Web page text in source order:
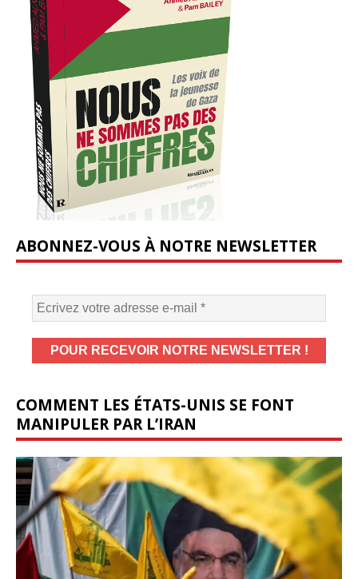
ABONNEZ-VOUS À NOTRE NEWSLETTER
COMMENT LES ÉTATS-UNIS SE FONT
MANIPULER PAR L’IRAN